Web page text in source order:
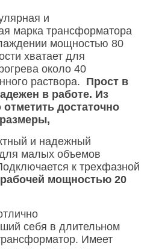
и
марка трансформатора
мощностью 80
хватает для
около 40
раствора. Прост в
в работе. Из
достаточно
и надежный
малых объемов
к трехфазной
рабочей мощностью 20
себя в длительном
Имеет